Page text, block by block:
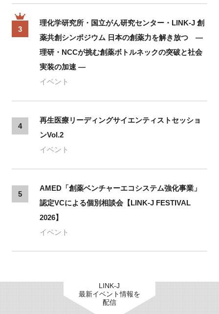
3
理化学研究所・国立がん研究センター・LINK-J 創
薬共創シンポジウム 日本の創薬力を解き放つ ―
理研・NCCが挑む創薬ボトルネックの突破と社会
実装の加速 ―
イベント
4
再生医療リーディングサイエンティストセッショ
ンVol.2
イベント
5
AMED「創薬ベンチャーエコシステム強化事業」
認定VCによる個別相談会【LINK-J FESTIVAL
2026】
イベント
LINK-J
最新イベント情報を
配信